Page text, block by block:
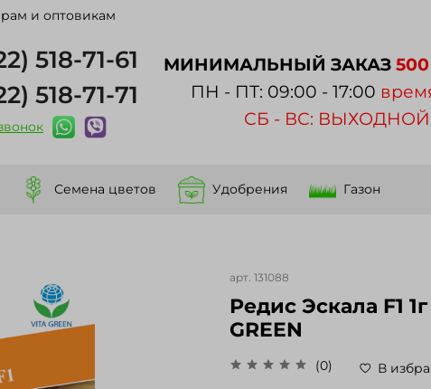
и оптовикам
518-71-61
518-71-71
МИНИМАЛЬНЫЙ ЗАКАЗ 500
ПН - ПТ: 09:00 - 17:00
СБ - ВС: ВЫХОДНОЙ
Семена цветов Удобрения Газон
арт. 131088
Редис Эскала F1 1г Мировые Семена VITA
GREEN
(0) В